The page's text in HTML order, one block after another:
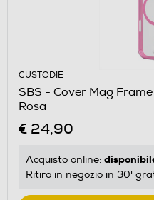
CUSTODIE
SBS - Cover Mag
Rosa
€ 24,90
Acquisto online:
Ritiro in negozio in 30'